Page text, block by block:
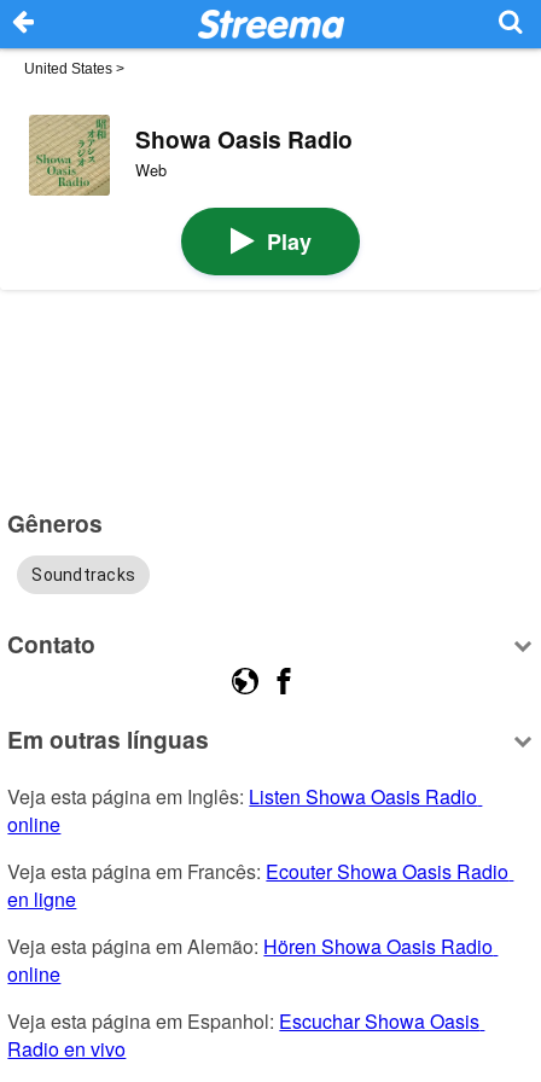
United States >
Showa Oasis Radio
Web
Play
Gêneros
Soundtracks
Contato
Em outras línguas
Veja esta página em Inglês: Listen Showa Oasis Radio
online
Veja esta página em Francês: Ecouter Showa Oasis Radio
en ligne
Veja esta página em Alemão: Hören Showa Oasis Radio
online
Veja esta página em Espanhol: Escuchar Showa Oasis
Radio en vivo